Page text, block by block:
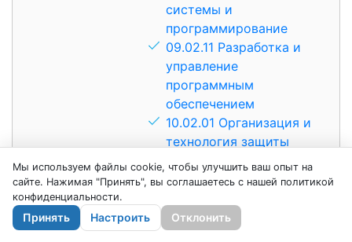
системы и
программирование
09.02.11 Разработка и
управление
программным
обеспечением
10.02.01 Организация и
технология защиты
информации
38.02.01 Экономика и
отраслям)
39.02.01 Социальная
Мы используем файлы cookie, чтобы улучшить ваш опыт на
сайте. Нажимая "Принять", вы соглашаетесь с нашей политикой
конфиденциальности.
Принять Настроить Отклонить